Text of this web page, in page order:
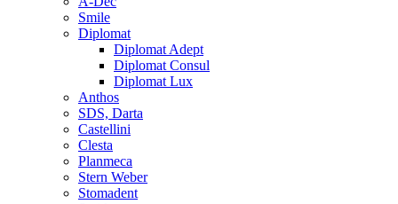
Smile
Diplomat
Diplomat Adept
Diplomat Consul
Diplomat Lux
Anthos
SDS, Darta
Castellini
Clesta
Planmeca
Stern Weber
Stomadent